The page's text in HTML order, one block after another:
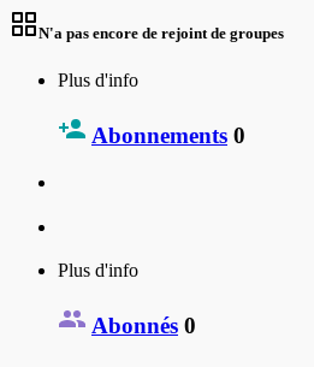
N'a pas encore de rejoint de groupes
Plus d'info
Abonnements 0
Plus d'info
Abonnés 0